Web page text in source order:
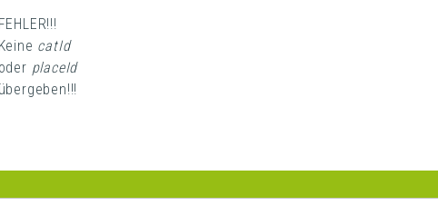
FEHLER!!!
Keine catId
oder placeId
übergeben!!!